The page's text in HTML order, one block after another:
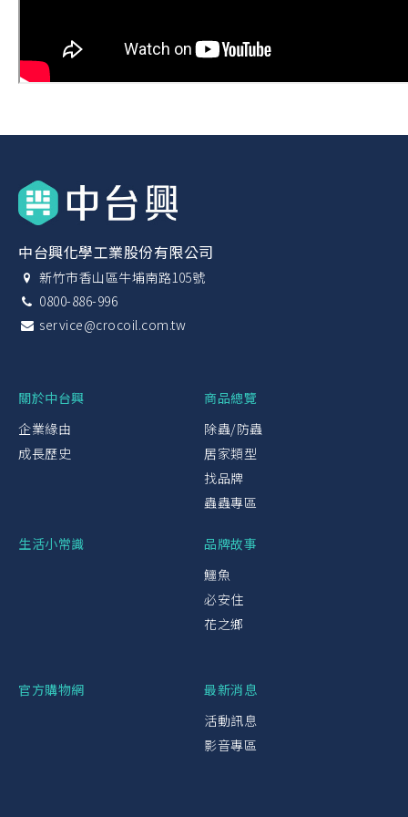
中台興化學工業股份有限公司
新竹市香山區牛埔南路105號
0800-886-996
service@crocoil.com.tw
關於中台興
企業緣由
成長歷史
商品總覽
除蟲/防蟲
居家類型
找品牌
蟲蟲專區
生活小常識
品牌故事
鱷魚
必安住
花之鄉
官方購物網
最新消息
活動訊息
影音專區